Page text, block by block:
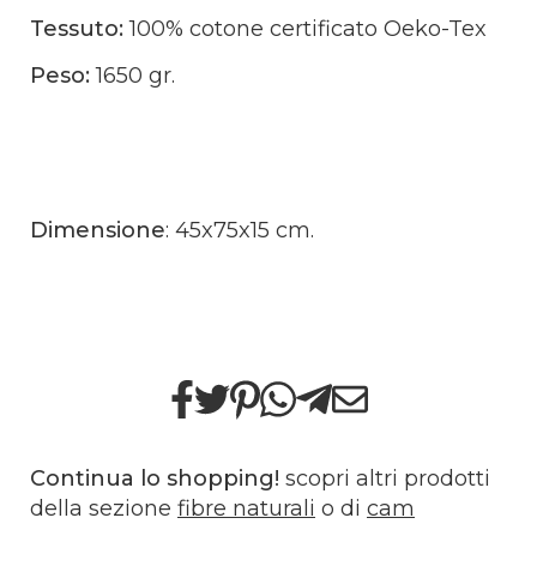
Tessuto: 100% cotone certificato Oeko-Tex
Peso:1650 gr.
Dimensione: 45x75x15 cm.
Continua lo shopping! scopri altri prodotti
della sezione fibre naturali o di cam